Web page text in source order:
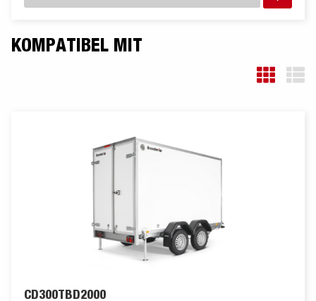
KOMPATIBEL MIT
CD300TBD2000